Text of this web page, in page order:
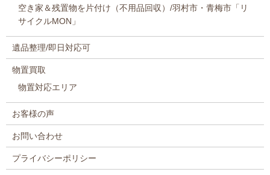
空き家＆残置物を片付け（不用品回収）/羽村市・青梅市「リ
サイクルMON」
遺品整理/即日対応可
物置買取
物置対応エリア
お客様の声
お問い合わせ
プライバシーポリシー